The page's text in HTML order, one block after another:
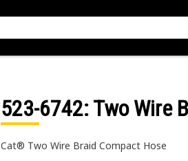
523-6742: Two Wire
Cat® Two Wire Braid Compact Hose